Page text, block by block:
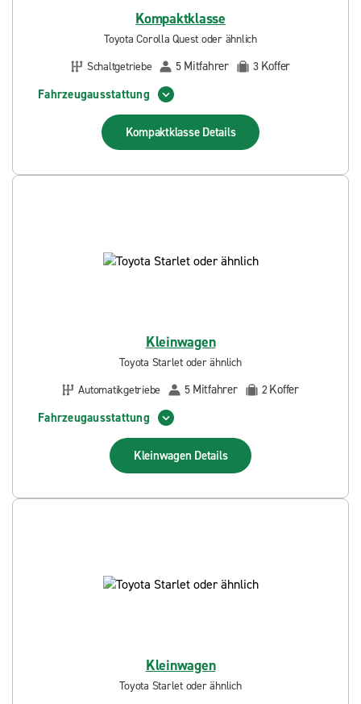
Kompaktklasse
Toyota Corolla Quest oder ähnlich
Schaltgetriebe
5 Mitfahrer 3 Koffer
Fahrzeugausstattung
Kompaktklasse Details
Kleinwagen
Toyota Starlet oder ähnlich
Automatikgetriebe
5 Mitfahrer 2Koffer
Fahrzeugausstattung
Kleinwagen Details
Kleinwagen
Toyota Starlet oder ähnlich